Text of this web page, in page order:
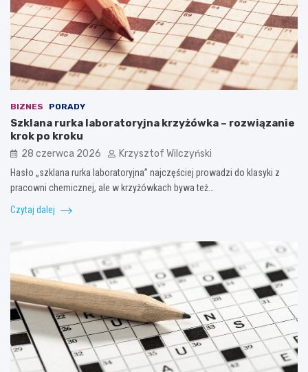
BIZNES PORADY
Szklana rurka laboratoryjna krzyżówka – rozwiązanie
krok po kroku
28 czerwca 2026 Krzysztof Wilczyński
Hasło „szklana rurka laboratoryjna” najczęściej prowadzi do klasyki z
pracowni chemicznej, ale w krzyżówkach bywa też…
Czytaj dalej